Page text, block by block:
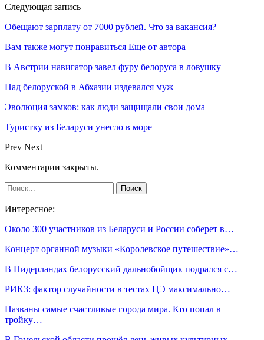
Следующая запись
Обещают зарплату от 7000 рублей. Что за вакансия?
Вам также могут понравиться Еще от автора
В Австрии навигатор завел фуру белоруса в ловушку
Над белоруской в Абхазии издевался муж
Эволюция замков: как люди защищали свои дома
Туристку из Беларуси унесло в море
Prev Next
Комментарии закрыты.
Интересное:
Около 300 участников из Беларуси и России соберет в…
Концерт органной музыки «Королевское путешествие»…
В Нидерландах белорусский дальнобойщик подрался с…
РИКЗ: фактор случайности в тестах ЦЭ максимально…
Названы самые счастливые города мира. Кто попал в
тройку…